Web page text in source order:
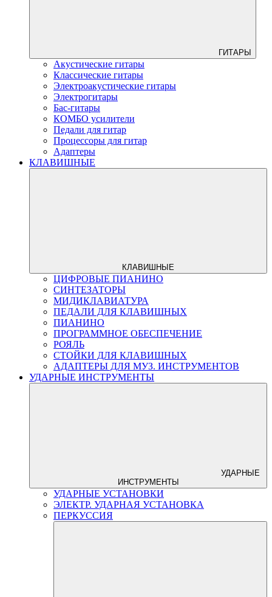
ГИТАРЫ
Акустические гитары
Классические гитары
Электроакустические гитары
Электрогитары
Бас-гитары
КОМБО усилители
Педали для гитар
Процессоры для гитар
Адаптеры
КЛАВИШНЫЕ
КЛАВИШНЫЕ
ЦИФРОВЫЕ ПИАНИНО
СИНТЕЗАТОРЫ
МИДИКЛАВИАТУРА
ПЕДАЛИ ДЛЯ КЛАВИШНЫХ
ПИАНИНО
ПРОГРАММНОЕ ОБЕСПЕЧЕНИЕ
РОЯЛЬ
СТОЙКИ ДЛЯ КЛАВИШНЫХ
АДАПТЕРЫ ДЛЯ МУЗ. ИНСТРУМЕНТОВ
УДАРНЫЕ ИНСТРУМЕНТЫ
УДАРНЫЕ
ИНСТРУМЕНТЫ
УДАРНЫЕ УСТАНОВКИ
ЭЛЕКТР. УДАРНАЯ УСТАНОВКА
ПЕРКУССИЯ